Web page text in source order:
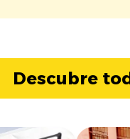
Descubre